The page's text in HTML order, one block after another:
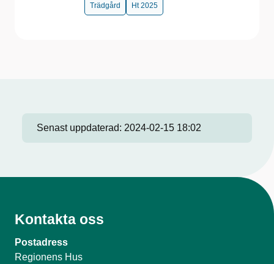
Trädgård Ht 2025
Senast uppdaterad: 2024-02-15 18:02
Kontakta oss
Postadress
Regionens Hus